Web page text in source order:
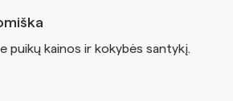
puikų kainos ir kokybės santykį.